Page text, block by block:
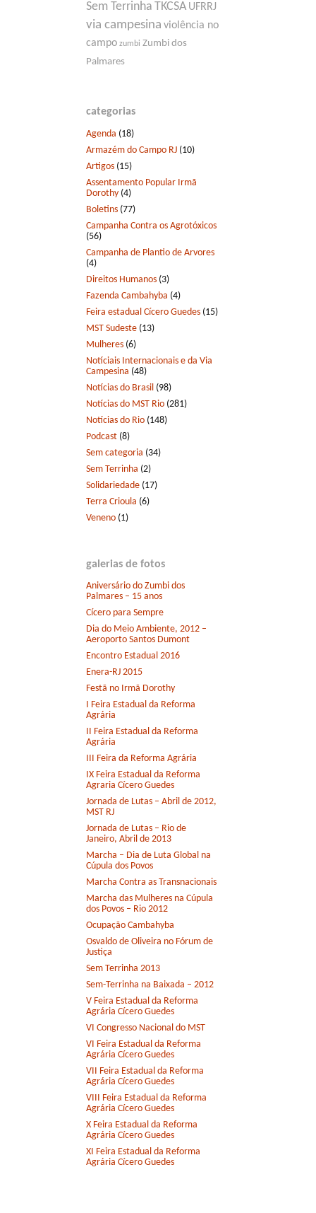
Sem Terrinha TKCSA UFRRJ
via campesina violência no
campo zumbi Zumbi dos
Palmares
categorias
Agenda (18)
Armazém do Campo RJ (10)
Artigos (15)
Assentamento Popular Irmã
Dorothy (4)
Boletins (77)
Campanha Contra os Agrotóxicos
(56)
Campanha de Plantio de Arvores
(4)
Direitos Humanos (3)
Fazenda Cambahyba (4)
Feira estadual Cícero Guedes (15)
MST Sudeste (13)
Mulheres (6)
Notíciais Internacionais e da Via
Campesina (48)
Notícias do Brasil (98)
Notícias do MST Rio (281)
Notícias do Rio (148)
Podcast (8)
Sem categoria (34)
Sem Terrinha (2)
Solidariedade (17)
Terra Crioula (6)
Veneno (1)
galerias de fotos
Aniversário do Zumbi dos
Palmares – 15 anos
Cícero para Sempre
Dia do Meio Ambiente, 2012 –
Aeroporto Santos Dumont
Encontro Estadual 2016
Enera-RJ 2015
Festã no Irmã Dorothy
I Feira Estadual da Reforma
Agrária
II Feira Estadual da Reforma
Agrária
III Feira da Reforma Agrária
IX Feira Estadual da Reforma
Agraria Cícero Guedes
Jornada de Lutas – Abril de 2012,
MST RJ
Jornada de Lutas – Rio de
Janeiro, Abril de 2013
Marcha – Dia de Luta Global na
Cúpula dos Povos
Marcha Contra as Transnacionais
Marcha das Mulheres na Cúpula
dos Povos – Rio 2012
Ocupação Cambahyba
Osvaldo de Oliveira no Fórum de
Justiça
Sem Terrinha 2013
Sem-Terrinha na Baixada – 2012
V Feira Estadual da Reforma
Agrária Cícero Guedes
VI Congresso Nacional do MST
VI Feira Estadual da Reforma
Agrária Cícero Guedes
VII Feira Estadual da Reforma
Agrária Cícero Guedes
VIII Feira Estadual da Reforma
Agrária Cícero Guedes
X Feira Estadual da Reforma
Agrária Cícero Guedes
XI Feira Estadual da Reforma
Agrária Cícero Guedes